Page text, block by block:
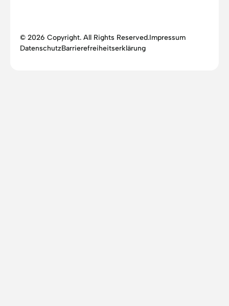
© 2026 Copyright. All Rights Reserved.Impressum
DatenschutzBarrierefreiheitserklärung